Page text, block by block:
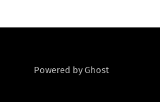
Powered by Ghost